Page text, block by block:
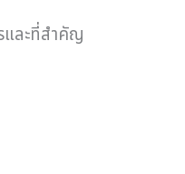
และที่สำคัญ